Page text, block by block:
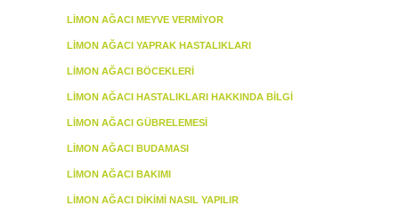
LIMON AĞACI MEYVE VERMIYOR
LIMON AĞACI YAPRAK HASTALIKLARI
LIMON AĞACI BÖCEKLERI
LIMON AĞACI HASTALIKLARI HAKKINDA BILGI
LIMON AĞACI GÜBRELEMESI
LIMON AĞACI BUDAMASI
LIMON AĞACI BAKIMI
LIMON AĞACI DIKIMI NASIL YAPILIR